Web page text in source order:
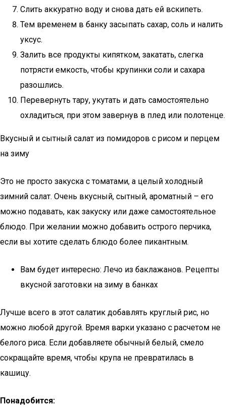
Слить аккуратно воду и снова дать ей вскипеть.
Тем временем в банку засыпать сахар, соль и налить
уксус.
Залить все продукты кипятком, закатать, слегка
потрясти емкость, чтобы крупинки соли и сахара
разошлись.
Перевернуть тару, укутать и дать самостоятельно
охладиться, при этом завернув в плед или полотенце.
Вкусный и сытный салат из помидоров с рисом и перцем
на зиму
Это не просто закуска с томатами, а целый холодный
зимний салат. Очень вкусный, сытный, ароматный – его
можно подавать, как закуску или даже самостоятельное
блюдо. При желании можно добавить острого перчика,
если вы хотите сделать блюдо более пикантным.
Вам будет интересно: Лечо из баклажанов. Рецепты
вкусной заготовки на зиму в банках
Лучше всего в этот салатик добавлять круглый рис, но
можно любой другой. Время варки указано с расчетом не
белого риса. Если добавляете обычный белый, смело
сокращайте время, чтобы крупа не превратилась в
кашицу.
Понадобится: